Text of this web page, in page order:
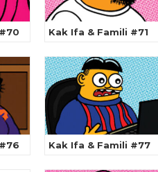
Kak Ifa & Famili #71
Kak Ifa & Famili #77